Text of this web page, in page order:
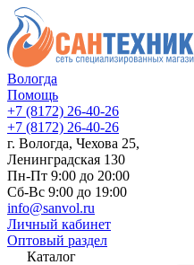
Вологда
Помощь
+7 (8172) 26-40-26
+7 (8172) 26-40-26
г. Вологда, Чехова 25,
Ленинградская 130
Пн-Пт 9:00 до 20:00
Сб-Вс 9:00 до 19:00
info@sanvol.ru
Личный кабинет
Оптовый раздел
Каталог